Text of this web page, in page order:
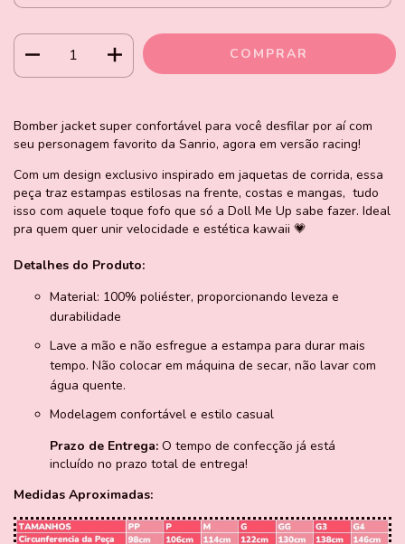
Bomber jacket super confortável para você desfilar por aí com
seu personagem favorito da Sanrio, agora em versão racing!
Com um design exclusivo inspirado em jaquetas de corrida, essa
peça traz estampas estilosas na frente, costas e mangas, tudo
isso com aquele toque fofo que só a Doll Me Up sabe fazer. Ideal
pra quem quer unir velocidade e estética kawaii 💗
Detalhes do Produto:
Material: 100% poliéster, proporcionando leveza e
durabilidade
Lave a mão e não esfregue a estampa para durar mais
tempo. Não colocar em máquina de secar, não lavar com
água quente.
Modelagem confortável e estilo casual
Prazo de Entrega: O tempo de confecção já está
incluído no prazo total de entrega!
Medidas Aproximadas: